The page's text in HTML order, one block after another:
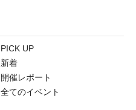
PICK UP
新着
開催レポート
全てのイベント